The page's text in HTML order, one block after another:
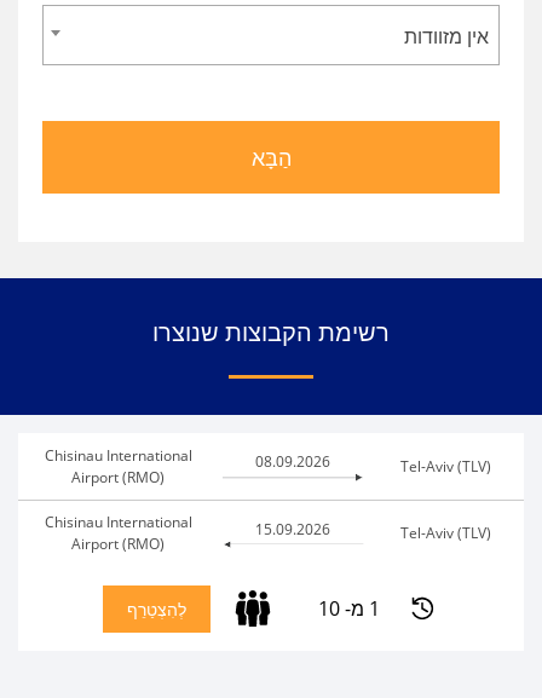
אין מזוודות
רשימת הקבוצות שנוצרו
Tel-Aviv (TLV)
08.09.2026
Chisinau International
Airport (RMO)
Tel-Aviv (TLV)
15.09.2026
Chisinau International
Airport (RMO)
1 מ- 10 לְהִצְטַרֵף